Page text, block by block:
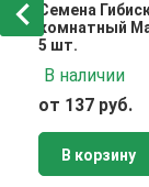
Семена
комнатный
5 шт.
В наличии
от 137 руб.
В корзину